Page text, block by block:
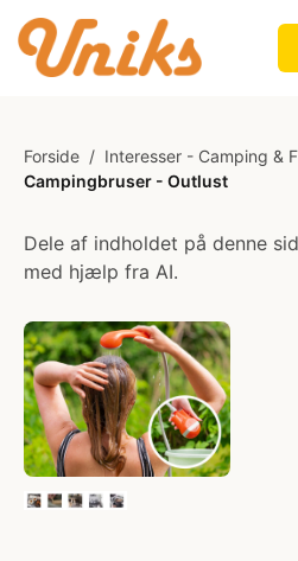
Forside / Interesser - Camping &
Campingbruser - Outlust
Dele af indholdet på denne
med hjælp fra AI.